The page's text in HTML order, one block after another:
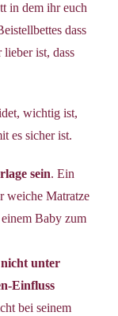
in dem ihr euch
dass
ist, dass
wichtig ist,
es sicher ist.
sein. Ein
weiche Matratze
Baby zum
unter
Einfluss
bei seinem